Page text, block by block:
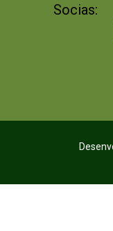
Socias: